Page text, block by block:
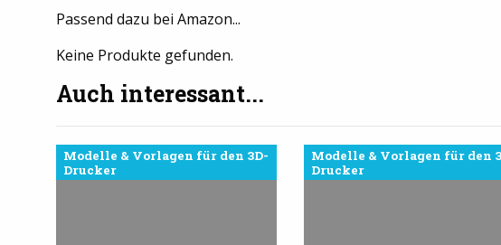
Passend dazu bei Amazon...
Keine Produkte gefunden.
Auch interessant...
Modelle & Vorlagen für den 3D-
Drucker
Modelle & Vorlagen für den
Drucker